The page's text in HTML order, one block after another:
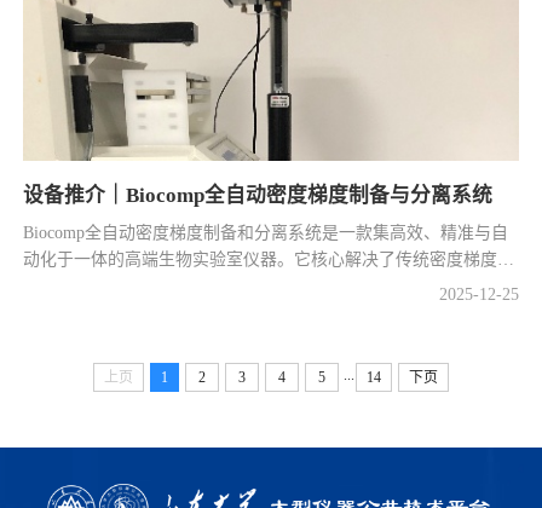
设备推介｜Biocomp全自动密度梯度制备与分离系统
Biocomp全自动密度梯度制备和分离系统是一款集高效、精准与自
动化于一体的高端生物实验室仪器。它核心解决了传统密度梯度离
心实验中耗时且技术要求高的两大难题。它能在几分钟内自动、平
25
2025-12
上页 1 2 3 4 5 ... 14 下页